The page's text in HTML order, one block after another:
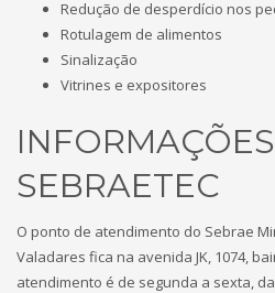
Redução de desperdício nos
Rotulagem de alimentos
Sinalização
Vitrines e expositores
INFORMAÇÕES
SEBRAETEC
O ponto de atendimento do Sebrae
Valadares fica na avenida JK, 1074,
atendimento é de segunda a sexta,